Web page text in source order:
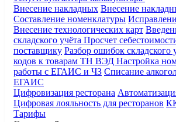
Внесение накладных Внесение
Составление номенклатуры
Внесение технологических карт
складского учёта Просчет
поставщику Разбор ошибок складского
кодов к товарам ТН ВЭД Настройка
работы с ЕГАИС и ЧЗ Списание
ЕГАИС
Цифровизация ресторана
Цифровая лояльность для ресторанов
Тарифы